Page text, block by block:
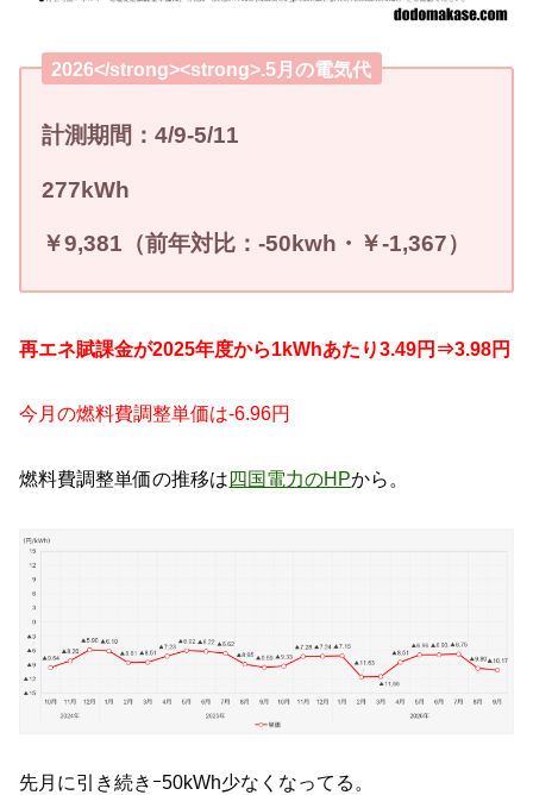
2026</strong><strong>.5月の電気代
計測期間：4/9-5/11
277kWh
￥9,381 （前年対比：-50kwh ・￥-1,367）
再エネ賦課金が2025年度から1kWhあたり3.49円⇒3.98円
今月の燃料費調整単価は-6.96円
燃料費調整単価の推移は四国電力のHPから。
先月に引き続きｰ50kWh少なくなってる。